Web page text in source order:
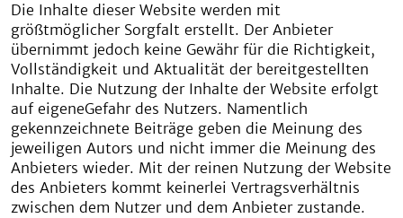
Die Inhalte dieser Website werden mit
größtmöglicher Sorgfalt erstellt. Der Anbieter
übernimmt jedoch keine Gewähr für die Richtigkeit,
Vollständigkeit und Aktualität der bereitgestellten
Inhalte. Die Nutzung der Inhalte der Website erfolgt
auf eigeneGefahr des Nutzers. Namentlich
gekennzeichnete Beiträge geben die Meinung des
jeweiligen Autors und nicht immer die Meinung des
Anbieters wieder. Mit der reinen Nutzung der Website
des Anbieters kommt keinerlei Vertragsverhältnis
zwischen dem Nutzer und dem Anbieter zustande.